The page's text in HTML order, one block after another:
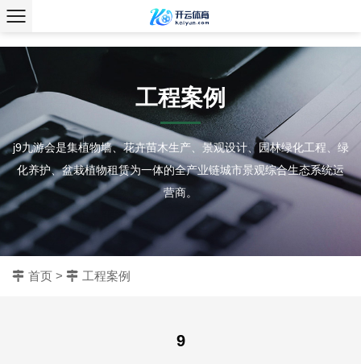
、
工程案例
j9九游会是集植物墙、花卉苗木生产、景观设计、园林绿化工程、绿
化养护、盆栽植物租赁为一体的全产业链城市景观综合生态系统运
营商。
首页 > 工程案例
9